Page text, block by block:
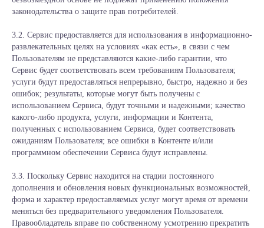
законодательства о защите прав потребителей.
3.2. Сервис предоставляется для использования в информационно-
развлекательных целях на условиях «как есть», в связи с чем
Пользователям не представляются какие-либо гарантии, что
Сервис будет соответствовать всем требованиям Пользователя;
услуги будут предоставляться непрерывно, быстро, надежно и без
ошибок; результаты, которые могут быть получены с
использованием Сервиса, будут точными и надежными; качество
какого-либо продукта, услуги, информации и Контента,
полученных с использованием Сервиса, будет соответствовать
ожиданиям Пользователя; все ошибки в Контенте и/или
программном обеспечении Сервиса будут исправлены.
3.3. Поскольку Сервис находится на стадии постоянного
дополнения и обновления новых функциональных возможностей,
форма и характер предоставляемых услуг могут время от времени
меняться без предварительного уведомления Пользователя.
Правообладатель вправе по собственному усмотрению прекратить